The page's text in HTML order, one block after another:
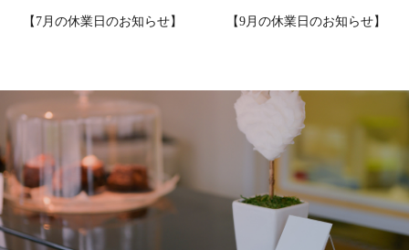
【7月の休業日のお知らせ】 【9月の休業日のお知らせ】